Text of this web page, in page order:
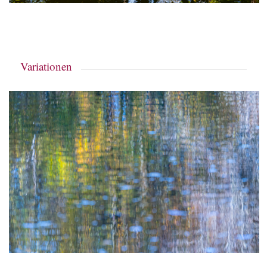
Variationen